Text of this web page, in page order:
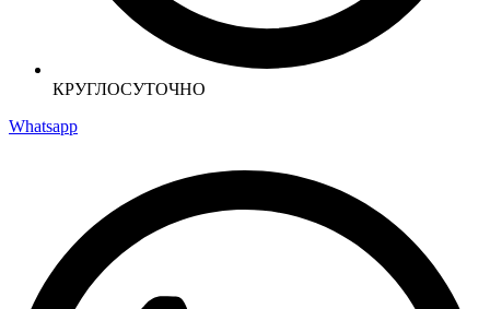
КРУГЛОСУТОЧНО
Whatsapp